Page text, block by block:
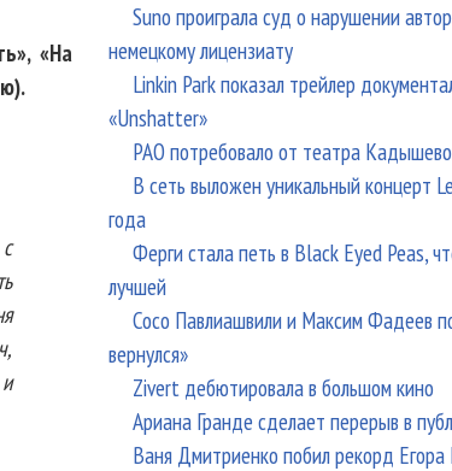
«На
Suno проиграла суд о нарушении
немецкому лицензиату
Linkin Park показал трейлер
«Unshatter»
РАО потребовало от театра
В сеть выложен уникальный концерт
года
Ферги стала петь в Black Eyed Peas,
лучшей
Сосо Павлиашвили и Максим Фадеев
вернулся»
Zivert дебютировала в большом кино
Ариана Гранде сделает перерыв в
Ваня Дмитриенко побил рекорд